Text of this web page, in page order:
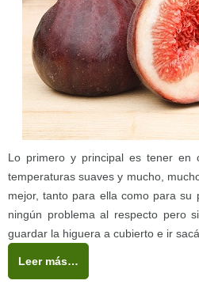
Lo primero y principal es tener en
temperaturas suaves y mucho,
mejor, tanto para ella como para
ningún problema al respecto pero
guardar la higuera a cubierto e ir
Leer más…